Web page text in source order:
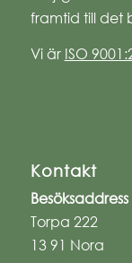
framtid till det
Vi är ISO
Kontakt
Besöksaddress
Torpa 222
13 91 Nora